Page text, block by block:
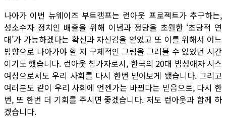
나아가 이번 뉴웨이즈 부트캠프는 런아웃 프로젝트가 추구하는,
성소수자 정치인 배출을 위해 이념과 정당을 초월한 ‘초당적 연
대’가 가능하겠다는 확신과 자신감을 얻었고 또 이를 위해서 어느
방향으로 나아가야 할 지 구체적인 그림을 그려볼 수 있었던 시간
이기도 했습니다. 런아웃 참가자로서, 한국의 20대 범성애자 시스
여성으로서도 우리 사회를 다시 한번 믿어보게 됐습니다. 그리고
여러분도 같이 우리 사회에 언젠가는 바뀐다는 믿음으로, 다시 한
번, 또 한번 더 기회를 주시면 좋겠습니다. 저도 런아웃과 함께 하
겠습니다.